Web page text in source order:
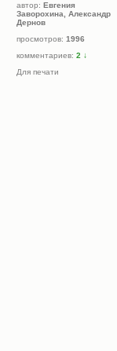
автор: Евгения
Заворохина, Александр
Дернов
просмотров: 1996
комментариев: 2 ↓
Для печати